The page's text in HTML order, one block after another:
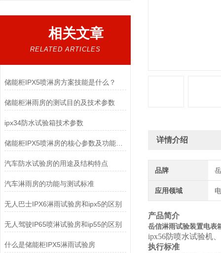
相关文章
RELATED ARTICLES
储能柜IPX5喷淋房方案技能是什么？
储能柜淋雨房的测试目的及技术参数
ipx34防水试验箱技术参数
储能柜IPX5喷淋房的核心参数及功能特点
汽车防水试验房的用途及结构特点
汽车淋雨房的功能与测试标准
无人巴士IPX6淋雨试验房和ipx5的区别
无人驾驶IP65喷淋试验房和ip55的区别
什么是储能柜IPX5淋雨试验房
详情介绍
品牌
应用领域
产品简介
岳信淋雨试验装置电表
ipx56防喷水试验机
执行标准